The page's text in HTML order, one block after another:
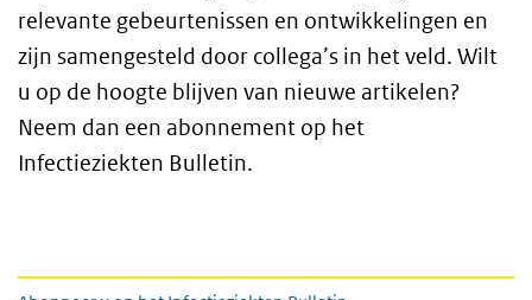
relevante gebeurtenissen en ontwikkelingen en
zijn samengesteld door collega’s in het veld. Wilt
u op de hoogte blijven van nieuwe artikelen?
Neem dan een abonnement op het
Infectieziekten Bulletin.
Links